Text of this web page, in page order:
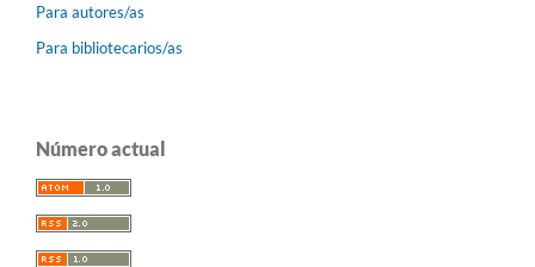
Para autores/as
Para bibliotecarios/as
Número actual